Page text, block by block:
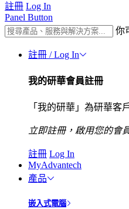
註冊 Log In
Panel Button
你
註冊 / Log In
我的研華會員註冊
「我的研華」為研華
立即註冊，啟用您的會
註冊 Log In
MyAdvantech
產品
嵌入式電腦